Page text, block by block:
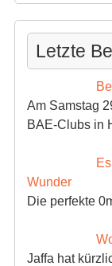
Letzte
Am Samstag
BAE-Clubs in
Wunder
Die perfekte
Jaffa hat